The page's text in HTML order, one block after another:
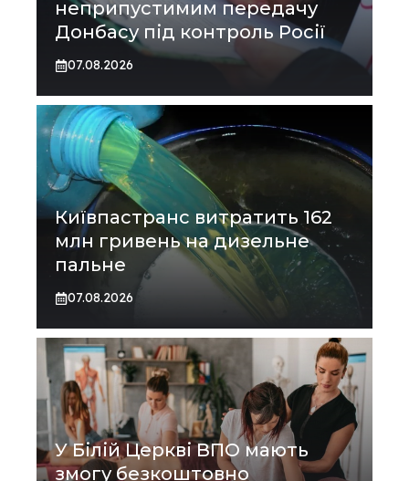
неприпустимим передачу
Донбасу під контроль Росії
07.08.2026
Київпастранс витратить 162
млн гривень на дизельне
пальне
07.08.2026
У Білій Церкві ВПО мають
змогу безкоштовно